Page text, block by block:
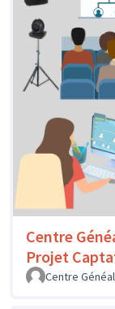
Centre
Projet
Centre